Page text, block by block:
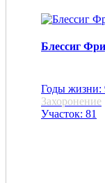
Блессиг
Годы жизни:
Захоронение
Участок: 81